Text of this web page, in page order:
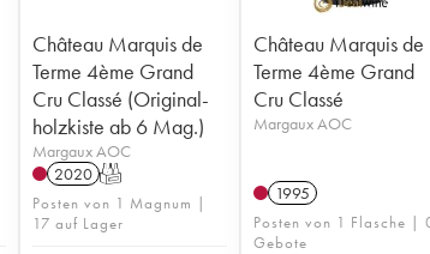
Château Marquis de
Terme 4ème Grand
Cru Classé (Original-
holzkiste ab 6 Mag.)
Margaux AOC
2020 T
Posten von 1 Magnum |
17 auf Lager
Château Marquis de
Terme 4ème Grand
Cru Classé
Margaux AOC
1995
Posten von 1 Flasche |
Gebote